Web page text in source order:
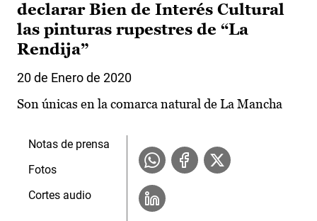
declarar Bien de Interés Cultural
las pinturas rupestres de “La
Rendija”
20 de Enero de 2020
Son únicas en la comarca natural de La Mancha
Notas de prensa
Fotos
Cortes audio